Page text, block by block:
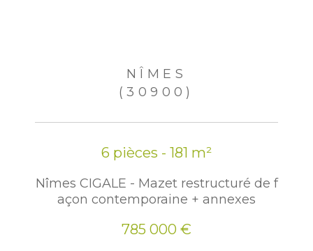
NÎMES
(30900)
6 pièces - 181 m²
Nîmes CIGALE - Mazet restructuré de f
açon contemporaine + annexes
785 000 €